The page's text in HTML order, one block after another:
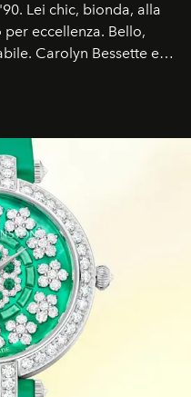
Lei chic, bionda, alla
eccellenza. Bello,
Carolyn Bessette e
della storia